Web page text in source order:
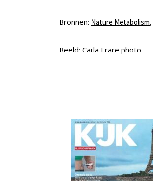
Bronnen: Nature Metabolism,
Beeld: Carla Frare photo